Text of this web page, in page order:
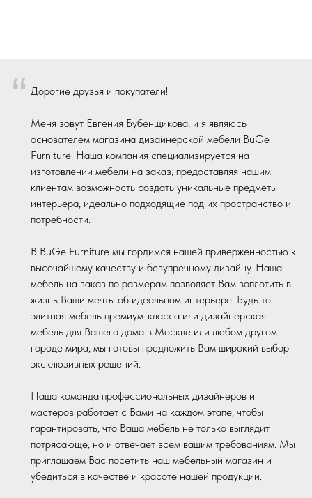
“ Дорогие друзья и покупатели!
Меня зовут Евгения Бубенщикова, и я являюсь
основателем магазина дизайнерской мебели BuGe
Furniture. Наша компания специализируется на
изготовлении мебели на заказ, предоставляя нашим
клиентам возможность создать уникальные предметы
интерьера, идеально подходящие под их пространство и
потребности.
В BuGe Furniture мы гордимся нашей приверженностью к
высочайшему качеству и безупречному дизайну. Наша
мебель на заказ по размерам позволяет Вам воплотить в
жизнь Ваши мечты об идеальном интерьере. Будь то
элитная мебель премиум-класса или дизайнерская
мебель для Вашего дома в Москве или любом другом
городе мира, мы готовы предложить Вам широкий выбор
эксклюзивных решений.
Наша команда профессиональных дизайнеров и
мастеров работает с Вами на каждом этапе, чтобы
гарантировать, что Ваша мебель не только выглядит
потрясающе, но и отвечает всем вашим требованиям. Мы
приглашаем Вас посетить наш мебельный магазин и
убедиться в качестве и красоте нашей продукции.